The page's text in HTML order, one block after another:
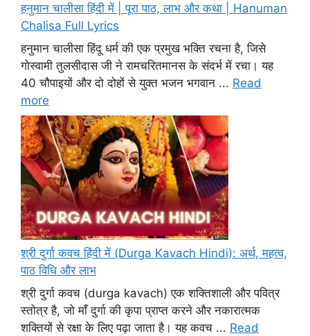
हनुमान चालीसा हिंदी में | पूरा पाठ, लाभ और कथा | Hanuman
Chalisa Full Lyrics
हनुमान चालीसा हिंदू धर्म की एक प्रमुख भक्ति रचना है, जिसे
गोस्वामी तुलसीदास जी ने रामचरितमानस के संदर्भ में रचा। यह
40 चौपाइयों और दो दोहों से युक्त भजन भगवान ... Read
more
श्री दुर्गा कवच हिंदी में (Durga Kavach Hindi): अर्थ, महत्व,
पाठ विधि और लाभ
श्री दुर्गा कवच (durga kavach) एक शक्तिशाली और पवित्र
स्तोत्र है, जो माँ दुर्गा की कृपा प्राप्त करने और नकारात्मक
शक्तियों से रक्षा के लिए पढ़ा जाता है। यह कवच ... Read